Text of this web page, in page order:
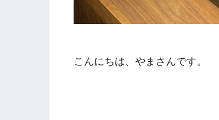
こんにちは、やまさんです。